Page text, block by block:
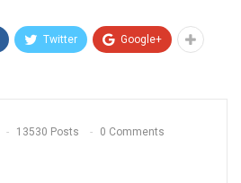
Twitter Google+
13530 Posts 0 Comments